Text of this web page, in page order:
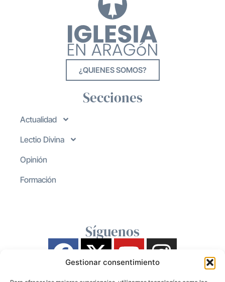
Gestionar consentimiento
¿QUIENES SOMOS?
Secciones
Actualidad
Lectio Divina
Opinión
Formación
Síguenos